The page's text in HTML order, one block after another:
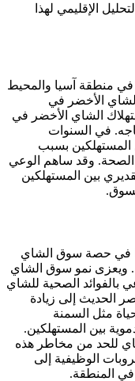
الإقليمي لهذا
منطقة آسيا والمحيط
الأخضر في
الشاي الأخضر في
في السنوات
بسبب
وقد ساهم الوعي
بين المستهلكين
في حصة سوق الشاي
ويعزى نمو سوق الشاي
الصحية للشاي
الحديث إلى زيادة
مثل السمنة
بين المستهلكين.
للحد من مخاطر هذه
الوظيفية إلى
المنطقة.